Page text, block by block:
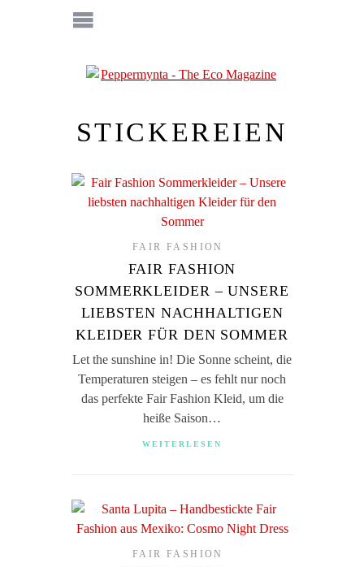
STICKEREIEN
FAIR FASHION
FAIR FASHION
SOMMERKLEIDER – UNSERE
LIEBSTEN NACHHALTIGEN
KLEIDER FÜR DEN SOMMER
Let the sunshine in! Die Sonne scheint, die
Temperaturen steigen – es fehlt nur noch
das perfekte Fair Fashion Kleid, um die
heiße Saison…
WEITERLESEN
FAIR FASHION